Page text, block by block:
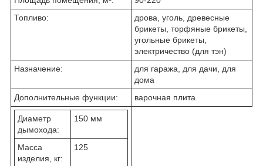
Топливо:
дрова, уголь, древесные
брикеты, торфяные брикеты,
угольные брикеты,
электричество (для тэн)
Назначение:
для гаража, для дачи, для
дома
Дополнительные функции:
варочная плита
Диаметр
дымохода:
150 мм
Масса
изделия, кг:
125